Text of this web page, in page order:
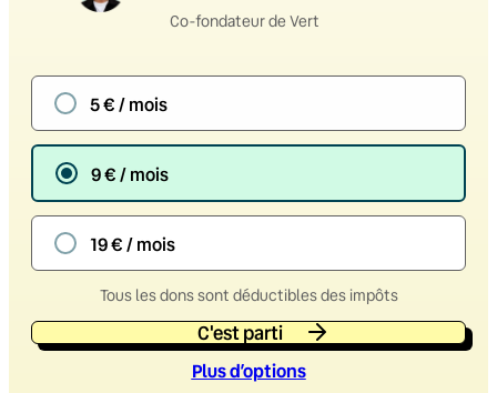
Co-fondateur de Vert
5 € / mois
9 € / mois
19 € / mois
Tous les dons sont déductibles des impôts
C'est parti
Plus d’options